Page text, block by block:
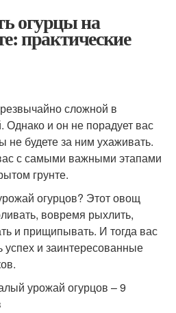
огурцы на
практические
сложной в
Однако и он не порадует вас
будете за ним ухаживать.
с самыми важными этапами
грунте.
огурцов? Этот овощ
вовремя рыхлить,
и прищипывать. И тогда вас
успех и заинтересованные
урожай огурцов – 9